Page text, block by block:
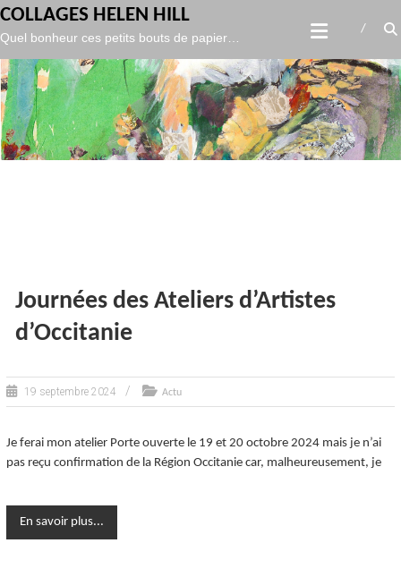
gtag('config', 'UA-119986127-1', );
to
content
COLLAGES HELEN HILL
Quel bonheur ces petits bouts de papier…
Journées des Ateliers d’Artistes
d’Occitanie
19 septembre 2024 Actu
Je ferai mon atelier Porte ouverte le 19 et 20 octobre 2024 mais je n’ai
pas reçu confirmation de la Région Occitanie car, malheureusement, je
En savoir plus...